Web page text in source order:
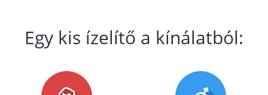
Egy kis ízelítő a kínálatból: